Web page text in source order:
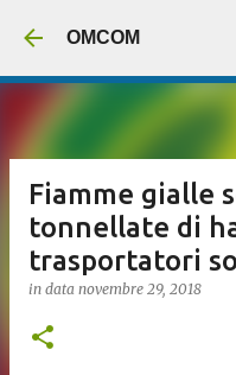
OMCOM
Fiamme gialle
tonnellate di
trasportatori
in data novembre 29, 2018